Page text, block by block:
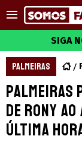
SIGA
PALMEIRAS
Palmeiras
de Rony
última